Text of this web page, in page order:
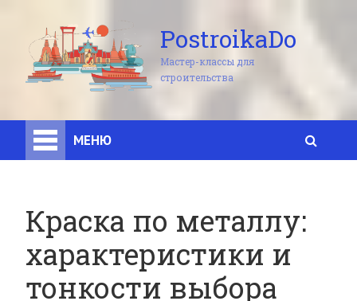
PostroikaDo
Мастер-классы для
строительства
МЕНЮ
Краска по металлу:
характеристики и
тонкости выбора